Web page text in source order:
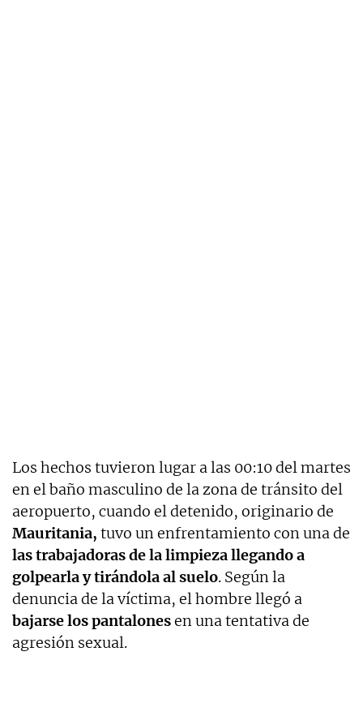
Los hechos tuvieron lugar a las 00:10 del martes
en el baño masculino de la zona de tránsito del
aeropuerto, cuando el detenido, originario de
Mauritania, tuvo un enfrentamiento con una de
las trabajadoras de la limpiezallegando a
golpearla y tirándola al suelo. Según la
denuncia de la víctima, el hombre llegó a
bajarse los pantalonesen una tentativa de
agresión sexual.